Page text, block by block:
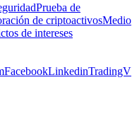
Prueba de
de criptoactivosMedio
de intereses
FacebookLinkedinTradingV